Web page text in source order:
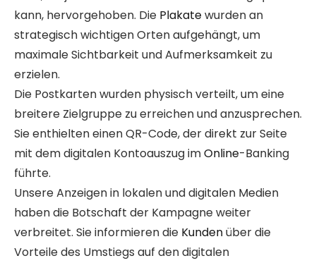
kann, hervorgehoben. Die Plakatewurden an
strategisch wichtigen Orten aufgehängt, um
maximale Sichtbarkeit und Aufmerksamkeit zu
erzielen.
Die Postkarten wurden physisch verteilt, um eine
breitere Zielgruppe zu erreichen und anzusprechen.
Sie enthielten einen QR-Code, der direkt zur Seite
mit dem digitalen Kontoauszug imOnline-Banking
führte.
Unsere Anzeigen in lokalen und digitalen Medien
haben die Botschaft der Kampagne weiter
verbreitet. Sie informieren die Kundenüber die
Vorteile des Umstiegs auf den digitalen